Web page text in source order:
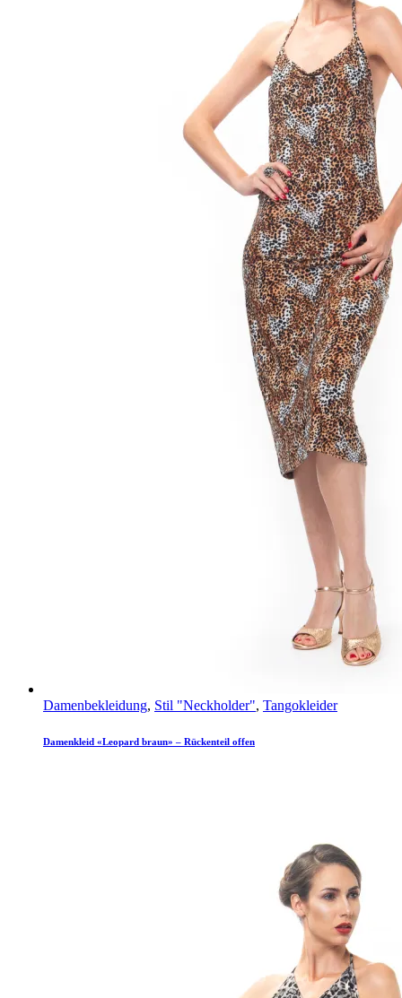
Damenbekleidung, Stil "Neckholder", Tangokleider
Damenkleid «Leopard braun» – Rückenteil offen